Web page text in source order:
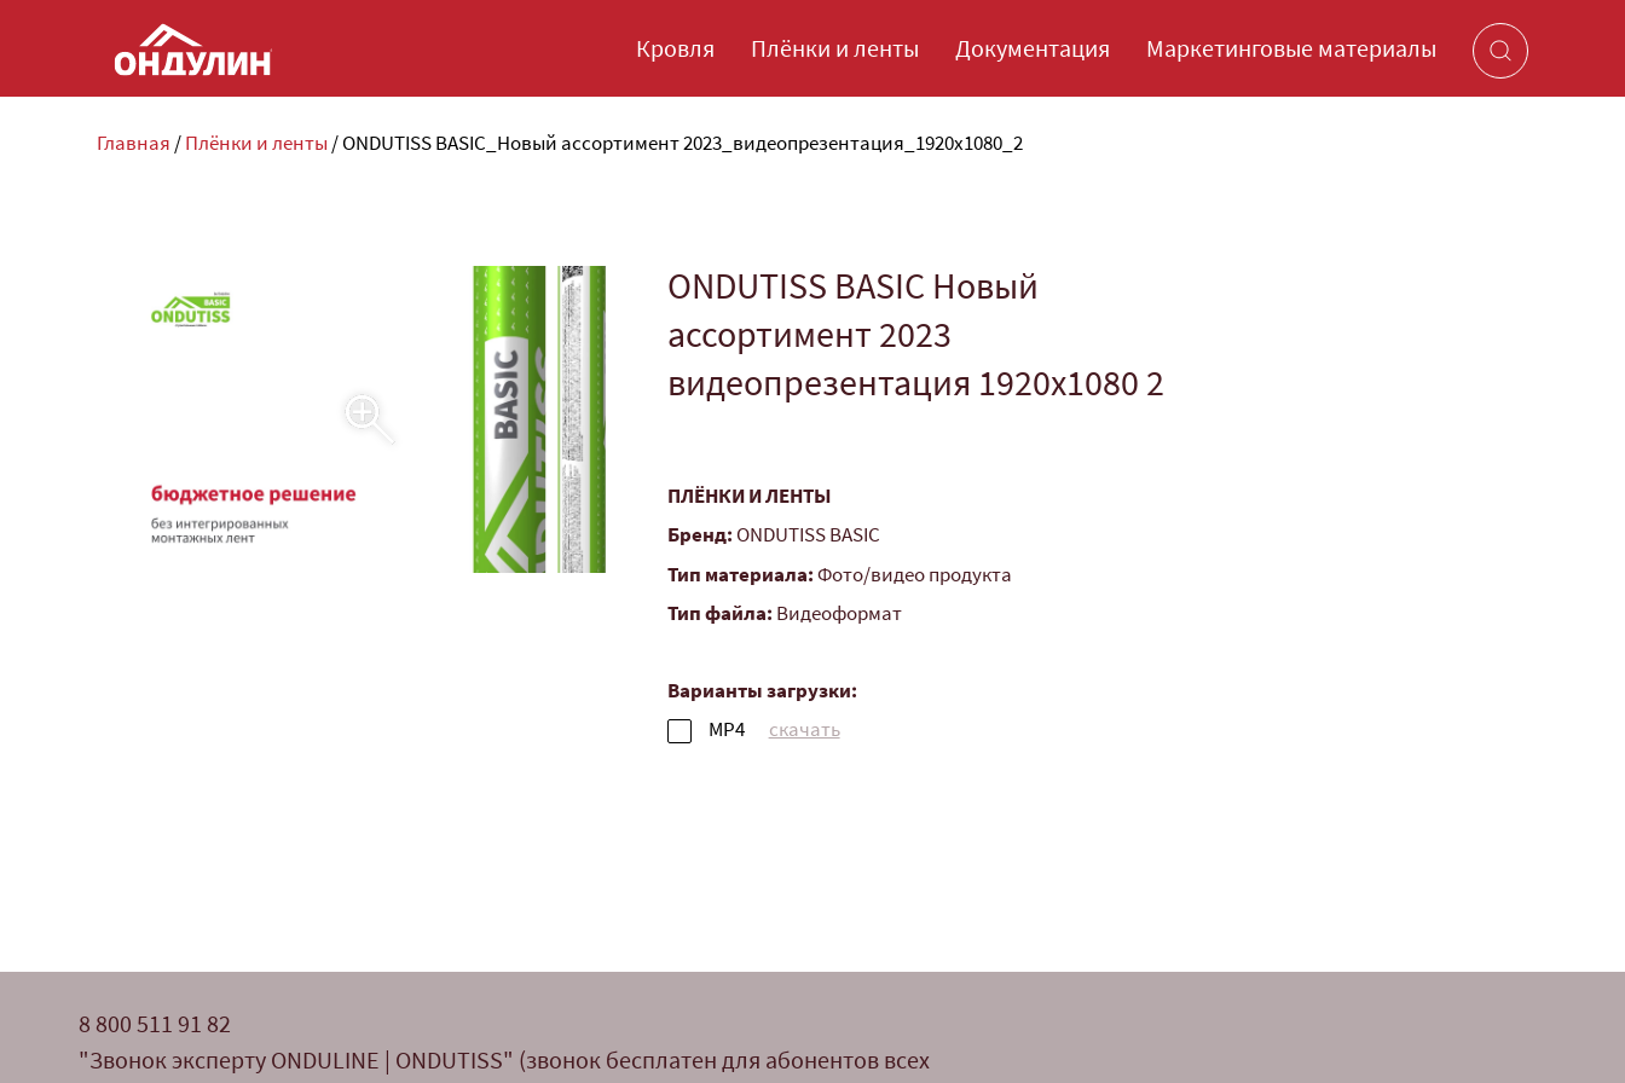
Главная / Плёнки и ленты / ONDUTISS BASIC_Новый ассортимент 2023_видеопрезентация_1920x1080_2
ONDUTISS BASIC Новый
ассортимент 2023
видеопрезентация 1920x1080 2
ПЛЁНКИ И ЛЕНТЫ
Бренд: ONDUTISS BASIC
Тип материала: Фото/видео продукта
Тип файла: Видеоформат
Варианты загрузки:
MP4 скачать
Кровля Плёнки и ленты Документация Маркетинговые материалы
8 800 511 91 82
"Звонок эксперту ONDULINE | ONDUTISS" (звонок бесплатен для абонентов всех